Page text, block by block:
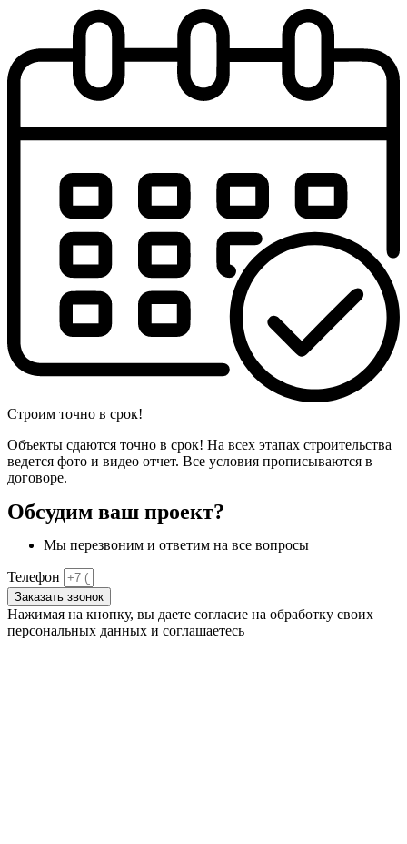
Строим точно в срок!
Объекты сдаются точно в срок! На всех этапах строительства
ведется фото и видео отчет. Все условия прописываются в
договоре.
Обсудим ваш проект?
Мы перезвоним и ответим на все вопросы
Телефон
Заказать звонок
Нажимая на кнопку, вы даете согласие на обработку своих
персональных данных и соглашаетесь